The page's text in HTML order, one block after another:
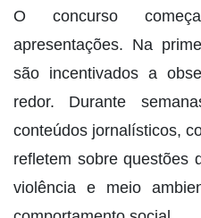
O concurso
apresentações. Na
são incentivados a
redor. Durante
conteúdos jornalísticos,
refletem sobre questões
violência e meio